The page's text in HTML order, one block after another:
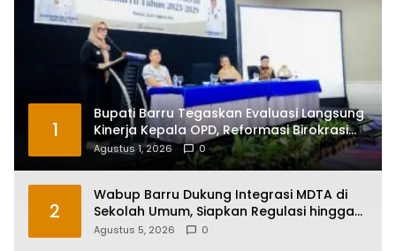
1
Bupati Barru Tegaskan Evaluasi Langsung
Kinerja Kepala OPD, Reformasi Birokrasi
Jadi Prioritas
Agustus 1, 2026 0
2
Wabup Barru Dukung Integrasi MDTA di
Sekolah Umum, Siapkan Regulasi hingga
Tim Khusus
Agustus 5, 2026 0